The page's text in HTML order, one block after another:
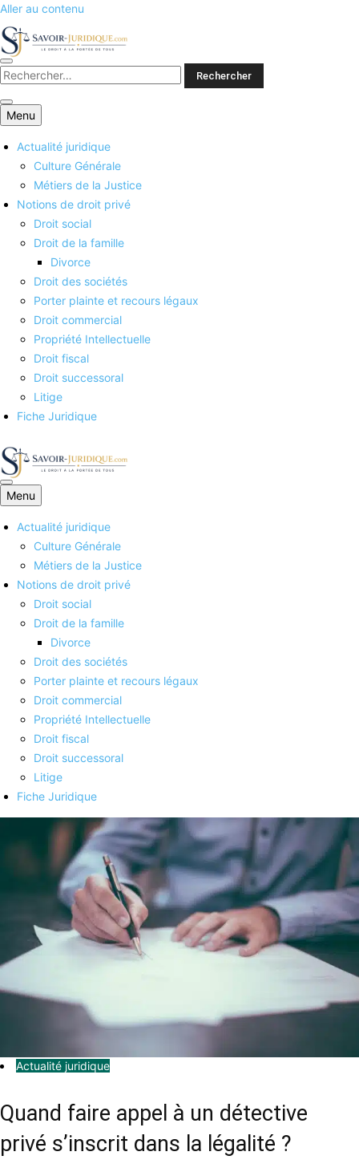
Aller au contenu
Savoirs juridiques
Menu
Actualité juridique
Culture Générale
Métiers de la Justice
Notions de droit privé
Droit social
Droit de la famille
Divorce
Droit des sociétés
Porter plainte et recours légaux
Droit commercial
Propriété Intellectuelle
Droit fiscal
Droit successoral
Litige
Fiche Juridique
Savoirs juridiques
Menu
Actualité juridique
Culture Générale
Métiers de la Justice
Notions de droit privé
Droit social
Droit de la famille
Divorce
Droit des sociétés
Porter plainte et recours légaux
Droit commercial
Propriété Intellectuelle
Droit fiscal
Droit successoral
Litige
Fiche Juridique
Actualité juridique
Quand faire appel à un détective
privé s’inscrit dans la légalité ?